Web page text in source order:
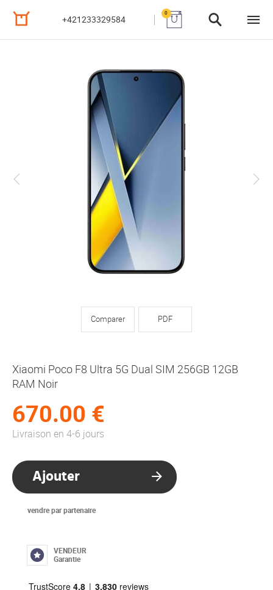
+421233329584
0
Comparer PDF
Xiaomi Poco F8 Ultra 5G Dual SIM 256GB 12GB
RAM Noir
670.00 €
Livraison en 4-6 jours
Ajouter
vendre par partenaire
VENDEUR
Garantie